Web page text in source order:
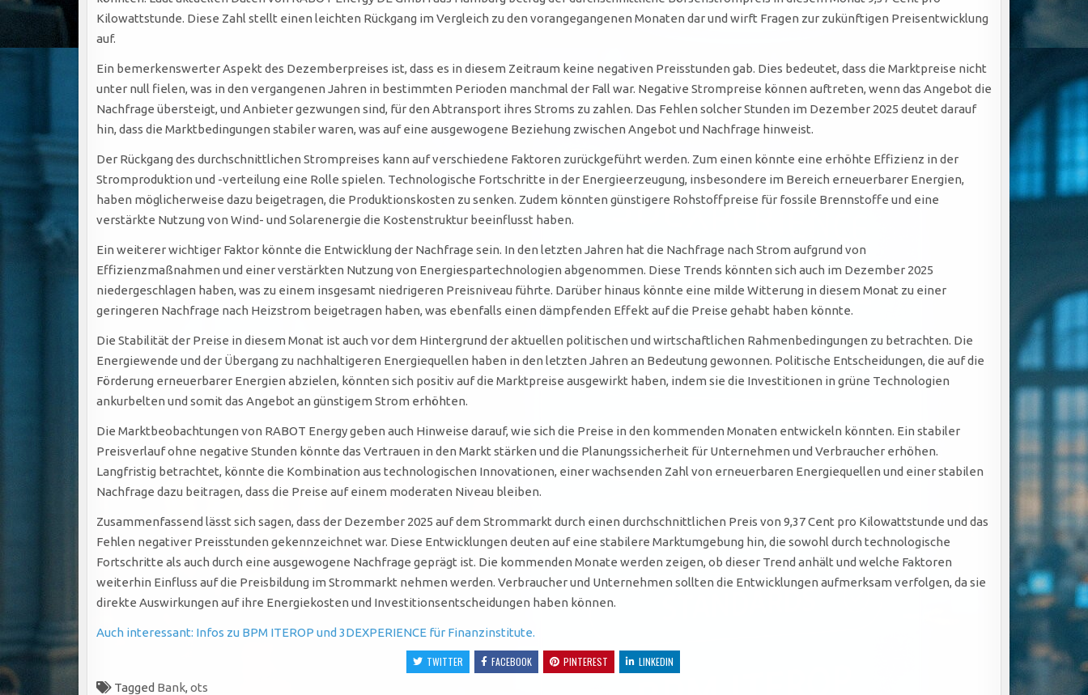
Kilowattstunde. Diese Zahl stellt einen leichten Rückgang im Vergleich zu den vorangegangenen Monaten dar und wirft Fragen zur zukünftigen Preisentwicklung
auf.
Ein bemerkenswerter Aspekt des Dezemberpreises ist, dass es in diesem Zeitraum keine negativen Preisstunden gab. Dies bedeutet, dass die Marktpreise nicht
unter null fielen, was in den vergangenen Jahren in bestimmten Perioden manchmal der Fall war. Negative Strompreise können auftreten, wenn das Angebot die
Nachfrage übersteigt, und Anbieter gezwungen sind, für den Abtransport ihres Stroms zu zahlen. Das Fehlen solcher Stunden im Dezember 2025 deutet darauf
hin, dass die Marktbedingungen stabiler waren, was auf eine ausgewogene Beziehung zwischen Angebot und Nachfrage hinweist.
Der Rückgang des durchschnittlichen Strompreises kann auf verschiedene Faktoren zurückgeführt werden. Zum einen könnte eine erhöhte Effizienz in der
Stromproduktion und -verteilung eine Rolle spielen. Technologische Fortschritte in der Energieerzeugung, insbesondere im Bereich erneuerbarer Energien,
haben möglicherweise dazu beigetragen, die Produktionskosten zu senken. Zudem könnten günstigere Rohstoffpreise für fossile Brennstoffe und eine
verstärkte Nutzung von Wind- und Solarenergie die Kostenstruktur beeinflusst haben.
Ein weiterer wichtiger Faktor könnte die Entwicklung der Nachfrage sein. In den letzten Jahren hat die Nachfrage nach Strom aufgrund von
Effizienzmaßnahmen und einer verstärkten Nutzung von Energiespartechnologien abgenommen. Diese Trends könnten sich auch im Dezember 2025
niedergeschlagen haben, was zu einem insgesamt niedrigeren Preisniveau führte. Darüber hinaus könnte eine milde Witterung in diesem Monat zu einer
geringeren Nachfrage nach Heizstrom beigetragen haben, was ebenfalls einen dämpfenden Effekt auf die Preise gehabt haben könnte.
Die Stabilität der Preise in diesem Monat ist auch vor dem Hintergrund der aktuellen politischen und wirtschaftlichen Rahmenbedingungen zu betrachten. Die
Energiewende und der Übergang zu nachhaltigeren Energiequellen haben in den letzten Jahren an Bedeutung gewonnen. Politische Entscheidungen, die auf die
Förderung erneuerbarer Energien abzielen, könnten sich positiv auf die Marktpreise ausgewirkt haben, indem sie die Investitionen in grüne Technologien
ankurbelten und somit das Angebot an günstigem Strom erhöhten.
Die Marktbeobachtungen von RABOT Energy geben auch Hinweise darauf, wie sich die Preise in den kommenden Monaten entwickeln könnten. Ein stabiler
Preisverlauf ohne negative Stunden könnte das Vertrauen in den Markt stärken und die Planungssicherheit für Unternehmen und Verbraucher erhöhen.
Langfristig betrachtet, könnte die Kombination aus technologischen Innovationen, einer wachsenden Zahl von erneuerbaren Energiequellen und einer stabilen
Nachfrage dazu beitragen, dass die Preise auf einem moderaten Niveau bleiben.
Zusammenfassend lässt sich sagen, dass der Dezember 2025 auf dem Strommarkt durch einen durchschnittlichen Preis von 9,37 Cent pro Kilowattstunde und das
Fehlen negativer Preisstunden gekennzeichnet war. Diese Entwicklungen deuten auf eine stabilere Marktumgebung hin, die sowohl durch technologische
Fortschritte als auch durch eine ausgewogene Nachfrage geprägt ist. Die kommenden Monate werden zeigen, ob dieser Trend anhält und welche Faktoren
weiterhin Einfluss auf die Preisbildung im Strommarkt nehmen werden. Verbraucher und Unternehmen sollten die Entwicklungen aufmerksam verfolgen, da sie
direkte Auswirkungen auf ihre Energiekosten und Investitionsentscheidungen haben können.
Auch interessant: Infos zu BPM ITEROP und 3DEXPERIENCE für Finanzinstitute.
TWITTER FACEBOOK PINTEREST
LINKEDIN
Tagged Bank, ots